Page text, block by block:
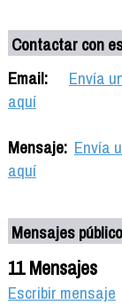
Contactar con
Email:
Envía
aquí
Mensaje: Envía
aquí
Mensajes
11 Mensajes
Escribir mensaje